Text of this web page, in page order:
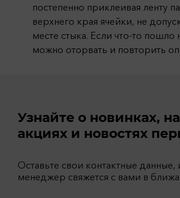
постепенно приклеивая ленту
верхнего края ячейки, не
месте стыка. Если что-то пошло
можно оторвать и повторить
Узнайте о новинках,
акциях и новостях
Оставьте свои контактные данные,
менеджер свяжется с вами в